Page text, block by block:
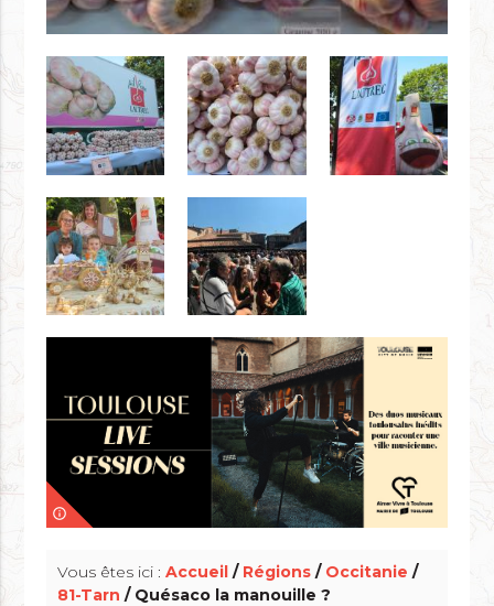
info_outline
Vous êtes ici :Accueil / Régions / Occitanie /
81-Tarn / Quésaco la manouille ?